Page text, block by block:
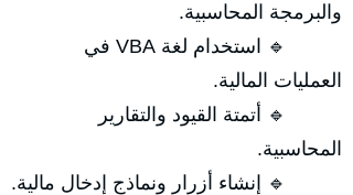
والبرمجة المحاسبية.
🔹 استخدام لغة VBA في
العمليات المالية.
🔹 أتمتة القيود والتقارير
المحاسبية.
🔹 إنشاء أزرار ونماذج إدخال مالية.